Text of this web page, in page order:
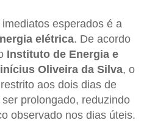
esperados é a
elétrica. De acordo
Instituto de Energia e
Oliveira da Silva, o
aos dois dias de
prolongado, reduzindo
observado nos dias úteis.